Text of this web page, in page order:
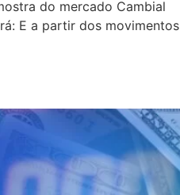
do mercado Cambial
E a partir dos movimentos